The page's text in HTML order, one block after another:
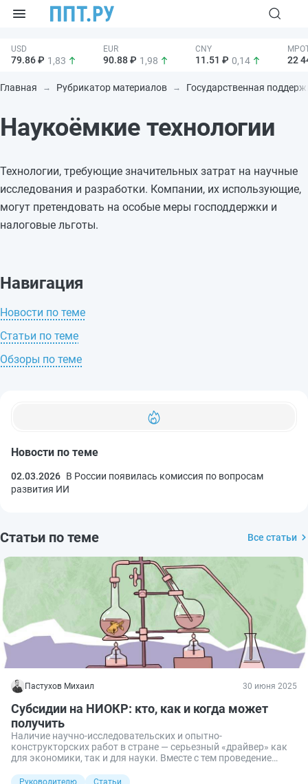
79.86 ₽ 1,83 90.88 ₽ 1,98 11.51 ₽ 0,14 22
Главная Рубрикатор материалов Государственная
Наукоёмкие технологии
Технологии, требующие значительных затрат на научные
исследования и разработки. Компании, их использующие,
могут претендовать на особые меры господдержки и
налоговые льготы.
Новости по теме
02.03.2026 В России появилась комиссия по вопросам
развития ИИ
Статьи по теме Все статьи
Пастухов Михаил 30 июня 2025
Субсидии на НИОКР: кто, как и когда может
получить
Наличие научно-исследовательских и опытно-
конструкторских работ в стране — серьезный «драйвер» как
для экономики, так и для науки. Вместе с тем проведение
финансовые вложения и затраты, что не под силу многим
Руководителю
Статьи
Навигация
Новости по теме
Статьи по теме
Обзоры по теме